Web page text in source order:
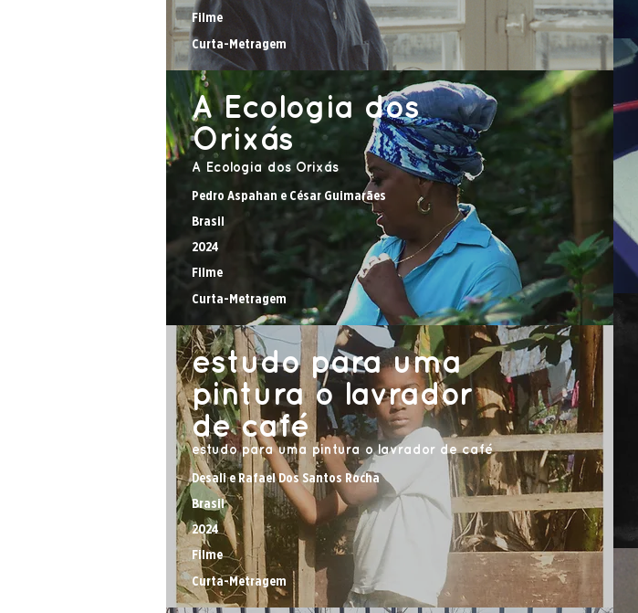
Curta-Metragem
Filme
A Ecologia dos
Orixás
Curta-Metragem
A Ecologia dos Orixás
Pedro Aspahan e César Guimarães
Brasil
2024
Filme
estudo para uma
pintura o lavrador
de café
Curta-Metragem
estudo para uma pintura o lavrador de café
Desali e Rafael Dos Santos Rocha
Brasil
2024
Filme